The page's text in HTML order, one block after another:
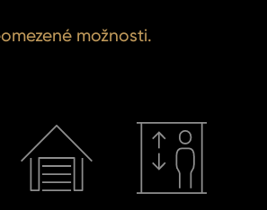
možnosti.